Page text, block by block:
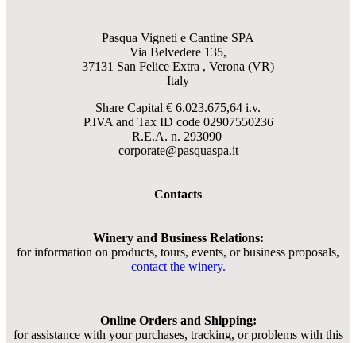
Pasqua Vigneti e Cantine SPA
Via Belvedere 135,
37131 San Felice Extra , Verona (VR)
Italy
Share Capital € 6.023.675,64 i.v.
P.IVA and Tax ID code 02907550236
R.E.A. n. 293090
corporate@pasquaspa.it
Contacts
Winery and Business Relations:
for information on products, tours, events, or business proposals,
contact the winery.
Online Orders and Shipping:
for assistance with your purchases, tracking, or problems with this